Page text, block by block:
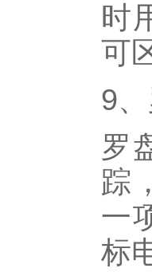
时
可
9
罗
踪
一
标